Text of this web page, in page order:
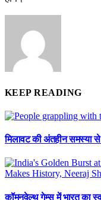
KEEP READING
मिलावट की अंतहीन समस्या
कॉमनवेल्थ गेम्स में भारत का